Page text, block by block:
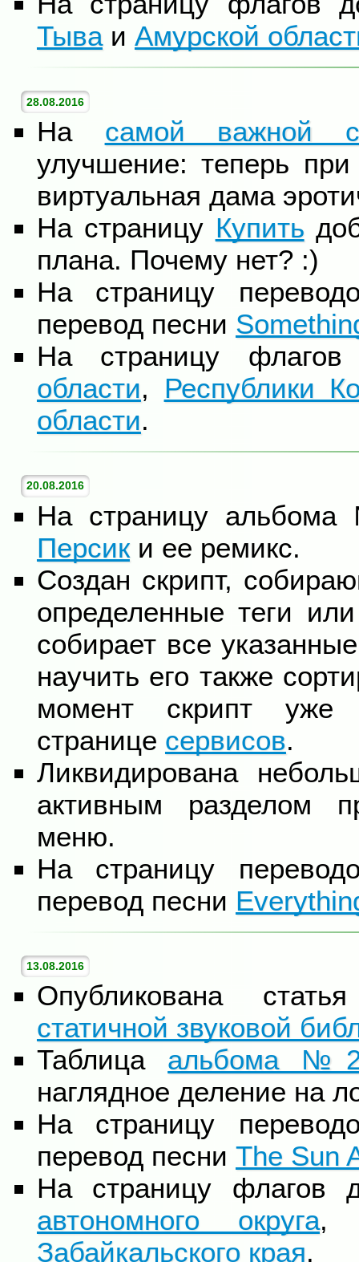
Тываи Амурской
28.08.2016
На самой важной
улучшение: теперь
виртуальная дама
На страницу Купить
плана. Почему нет? :)
На страницу
перевод песни
На страницу
области, Республики
области.
20.08.2016
На страницу
Персики ее ремикс.
Создан скрипт,
определенные теги
собирает все
научить его также
момент скрипт уже
странице сервисов.
Ликвидирована
активным разделом
меню.
На страницу
перевод песни
13.08.2016
Опубликована
статичной звуковой
Таблица альбома
наглядное деление на
На страницу
перевод песни The Sun
На страницу флагов
автономного округа
Забайкальского края.